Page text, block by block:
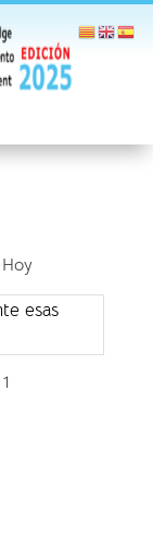
Hoy
esas